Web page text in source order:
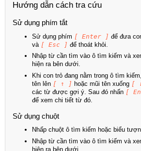
Hướng dẫn cách tra cứu
Sử dụng phím tắt
Sử dụng phím [ Enter ] để đưa
và [ Esc ] để thoát khỏi.
Nhập từ cần tìm vào ô tìm kiếm và
hiện ra bên dưới.
Khi con trỏ đang nằm trong ô tìm
tên lên [ ↑ ] hoặc mũi tên xuống [
các từ được gợi ý. Sau đó nhấn [
để xem chi tiết từ đó.
Sử dụng chuột
Nhấp chuột ô tìm kiếm hoặc biểu
Nhập từ cần tìm vào ô tìm kiếm và
hiện ra bên dưới.